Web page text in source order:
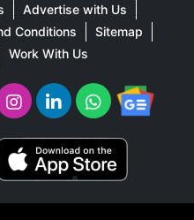
Advertise with Us
Conditions
Sitemap
Work With Us